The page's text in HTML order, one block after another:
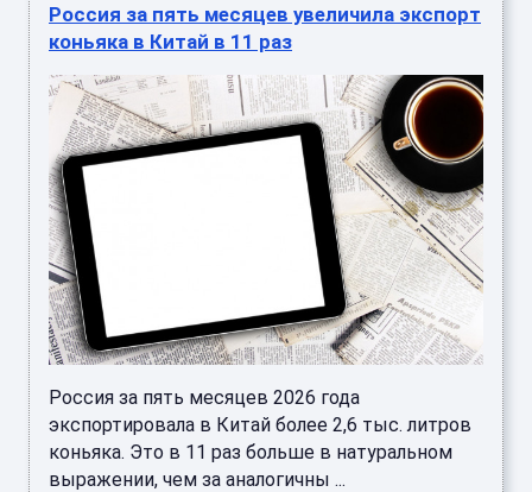
Россия за пять месяцев увеличила экспорт
коньяка в Китай в 11 раз
Россия за пять месяцев 2026 года
экспортировала в Китай более 2,6 тыс. литров
коньяка. Это в 11 раз больше в натуральном
выражении, чем за аналогичны ...